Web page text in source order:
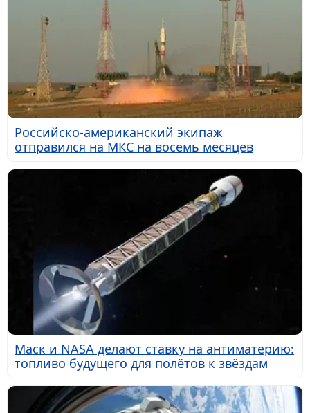
Российско-американский экипаж
отправился на МКС на восемь месяцев
Маск и NASA делают ставку на антиматерию:
топливо будущего для полётов к звёздам